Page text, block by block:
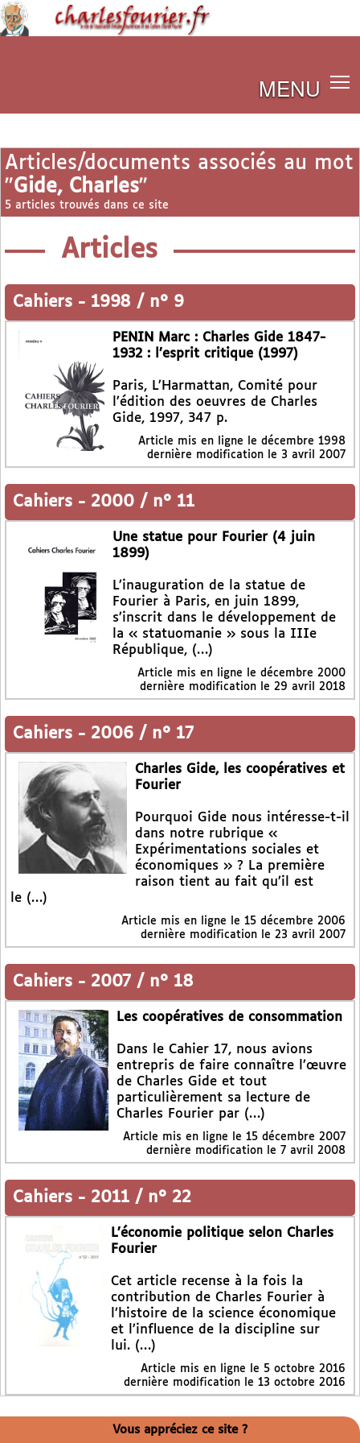
MENU
Articles/documents associés au mot
"Gide, Charles"
5 articles trouvés dans ce site
Articles
Cahiers - 1998 / n° 9
PENIN Marc : Charles Gide 1847-
1932 : l’esprit critique (1997)
Paris, L’Harmattan, Comité pour
l’édition des oeuvres de Charles
Gide, 1997, 347 p.
Article mis en ligne le décembre 1998
dernière modification le 3 avril 2007
Cahiers - 2000 / n° 11
Une statue pour Fourier (4 juin
1899)
L’inauguration de la statue de
Fourier à Paris, en juin 1899,
s’inscrit dans le développement de
la « statuomanie » sous la IIIe
République, (…)
Article mis en ligne le décembre 2000
dernière modification le 29 avril 2018
Cahiers - 2006 / n° 17
Charles Gide, les coopératives et
Fourier
Pourquoi Gide nous intéresse-t-il
dans notre rubrique «
Expérimentations sociales et
économiques » ? La première
raison tient au fait qu’il est
le (…)
Article mis en ligne le 15 décembre 2006
dernière modification le 23 avril 2007
Cahiers - 2007 / n° 18
Les coopératives de consommation
Dans le Cahier 17, nous avions
entrepris de faire connaître l’œuvre
de Charles Gide et tout
particulièrement sa lecture de
Charles Fourier par (…)
Article mis en ligne le 15 décembre 2007
dernière modification le 7 avril 2008
Cahiers - 2011 / n° 22
L’économie politique selon Charles
Fourier
Cet article recense à la fois la
contribution de Charles Fourier à
l’histoire de la science économique
et l’influence de la discipline sur
lui. (…)
Article mis en ligne le 5 octobre 2016
dernière modification le 13 octobre 2016
Vous appréciez ce site ?